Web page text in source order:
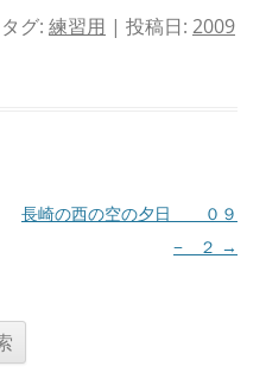
グ: 練習用 | 投稿日: 2009
長崎の西の空の夕日 ０９
− ２ →